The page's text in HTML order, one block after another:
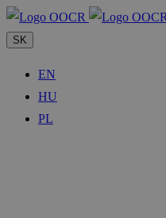
SK
EN
HU
PL